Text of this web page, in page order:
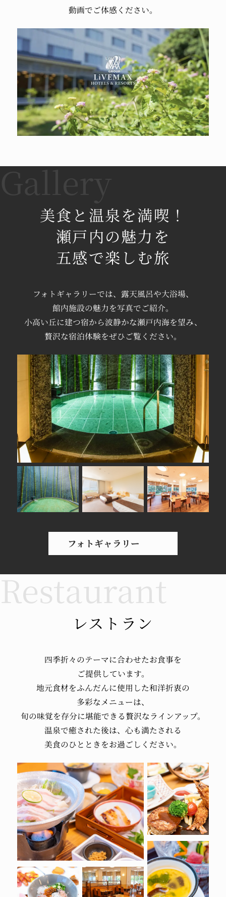
動画でご体感ください。
美食と温泉を満喫！
瀬戸内の魅力を
五感で楽しむ旅
フォトギャラリーでは、 露天風呂や大浴場、
館内施設の魅力を写真でご紹介。
小高い丘に建つ宿から波静かな瀬戸内海を望み、
贅沢な宿泊体験をぜひご覧ください。
フォトギャラリー
レストラン
四季折々のテーマに合わせたお食事を
ご提供しています。
地元食材をふんだんに使用した和洋折衷の
多彩なメニューは、
旬の味覚を存分に堪能できる贅沢なラインアップ。
温泉で癒された後は、 心も満たされる
美食のひとときをお過ごしください。